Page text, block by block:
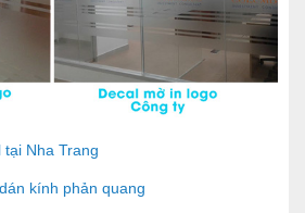
tại Nha Trang
kính phản quang